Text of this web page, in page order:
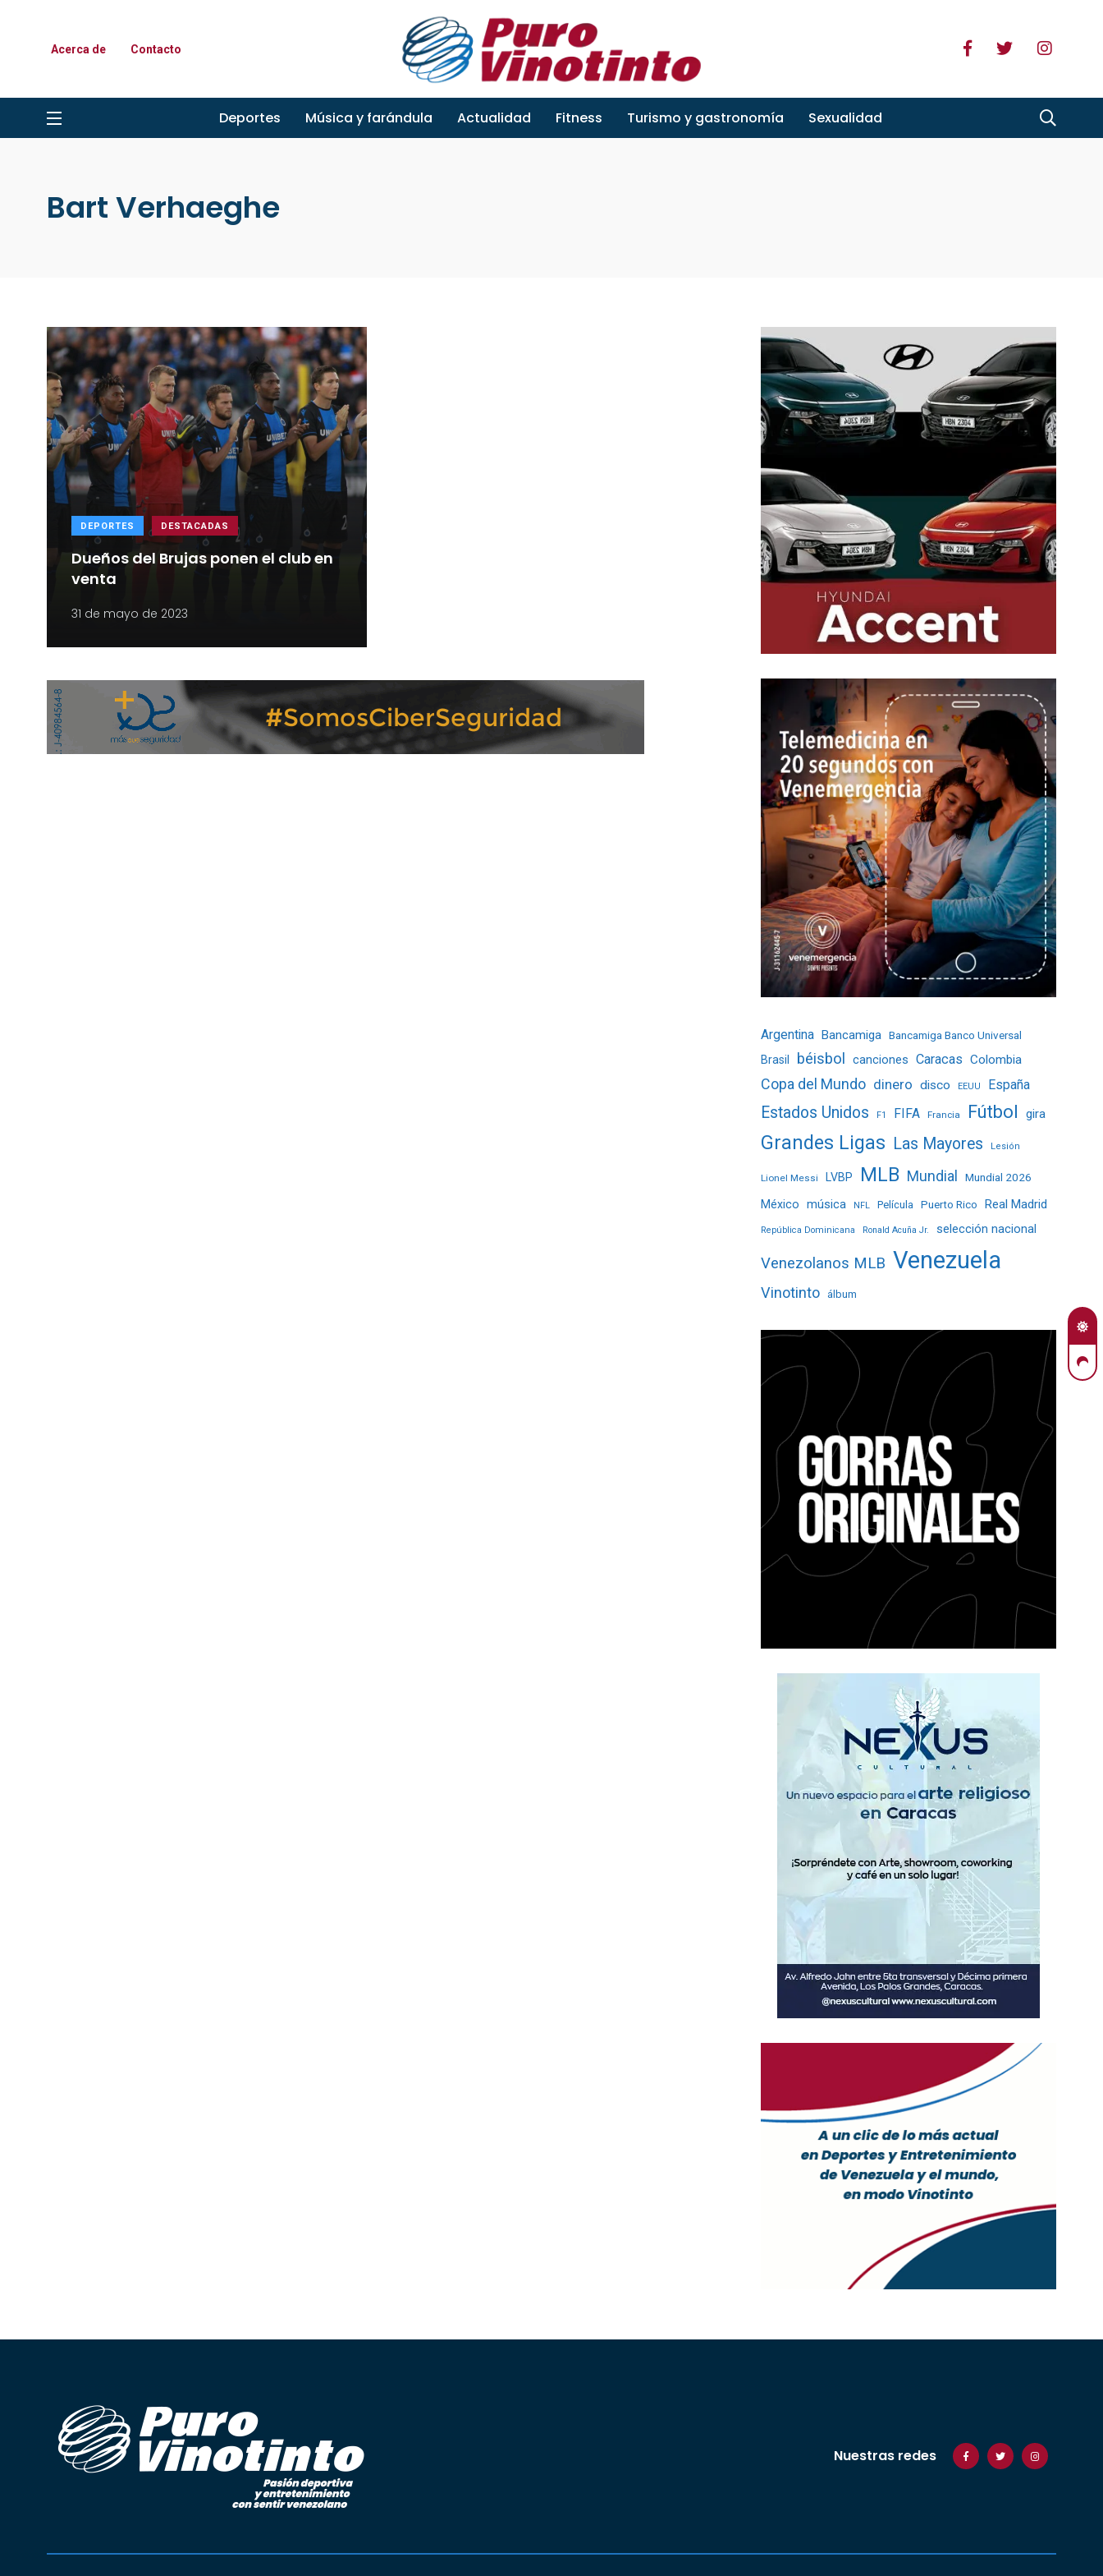
Acerca de Contacto
Deportes Música y farándula Actualidad Fitness Turismo y gastronomía Sexualidad
Bart Verhaeghe
DEPORTES DESTACADAS
Dueños del Brujas ponen el club en
venta
31 de mayo de 2023
Argentina Bancamiga Bancamiga Banco Universal
Brasil
béisbol canciones Caracas Colombia
Copa del Mundo dinero disco EEUU España
Estados Unidos F1 FIFA Francia Fútbol gira
Grandes Ligas Las Mayores Lesión
Lionel Messi LVBP MLB Mundial Mundial 2026
México música NFL Película Puerto Rico Real Madrid
República Dominicana Ronald Acuña Jr. selección nacional
Venezolanos MLB Venezuela
Vinotinto álbum
Nuestras redes